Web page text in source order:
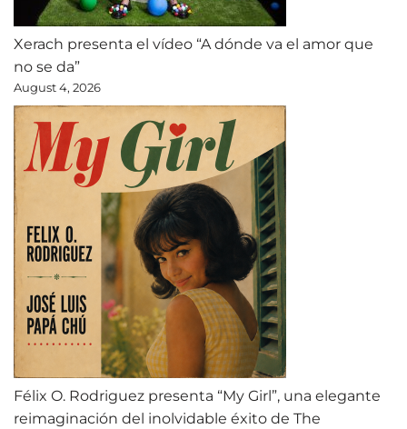
Xerach presenta el vídeo “A dónde va el amor que
no se da”
August 4, 2026
Félix O. Rodriguez presenta “My Girl”, una elegante
reimaginación del inolvidable éxito de The